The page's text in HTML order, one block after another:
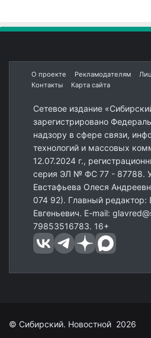
О проекте Рекламодателям
Контакты
Карта сайта
Сетевое издание
зарегистрировано
надзору в сфере связи,
технологий и массовых
12.07.2024 г.,
серия ЭЛ № ФС 77 - 87788.
Евстафьева Олеся
074 92). Главный редактор:
Евгеньевич. E-mail:
79853516783. 16+
© Сибирский. Новостной 2026